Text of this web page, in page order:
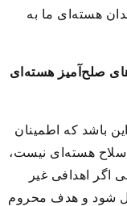
هسته‌ای ما به
صلح‌آمیز هسته‌ای
باشد که اطمینان
سلاح هسته‌ای نیست،
اگر اهدافی غیر
شود و هدف محروم